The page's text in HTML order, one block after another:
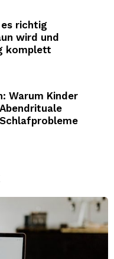
richtig
wird und
komplett
Warum Kinder